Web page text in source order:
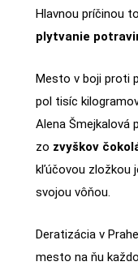
Hlavnou príčinou
plytvanie
Mesto v boji proti
pol tisíc
Alena Šmejkalová
zo zvyškov
kľúčovou zložkou
svojou vôňou.
Deratizácia v
mesto na ňu